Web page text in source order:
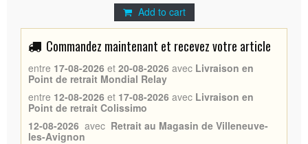
Add to cart
Commandez maintenant et recevez votre article
entre 17-08-2026 et 20-08-2026 avec Livraison en
Point de retrait Mondial Relay
entre 12-08-2026 et 17-08-2026 avec Livraison en
Point de retrait Colissimo
12-08-2026 avec Retrait au Magasin de Villeneuve-
les-Avignon